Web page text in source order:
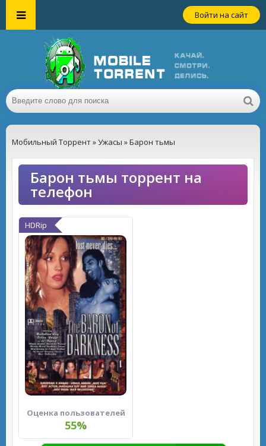
Войти на сайт
Мобильный Торрент»Ужасы » Барон тьмы
Барон тьмы торрент на
телефон
HDRip
Оценка пользователей
55%